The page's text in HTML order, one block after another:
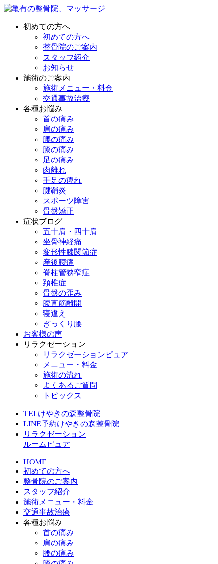
初めての方へ
初めての方へ
整骨院のご案内
スタッフ紹介
お知らせ
施術のご案内
施術メニュー・料金
交通事故治療
各種お悩み
首の痛み
肩の痛み
腰の痛み
膝の痛み
足の痛み
肉離れ
手足の痺れ
腱鞘炎
スポーツ障害
骨盤矯正
症状ブログ
五十肩・四十肩
坐骨神経痛
変形性膝関節症
産後腰痛
脊柱管狭窄症
頚椎症
骨盤の歪み
腹直筋離開
寝違え
ぎっくり腰
お客様の声
リラクゼーション
リラクゼーションピュア
メニュー・料金
施術の流れ
よくあるご質問
トピックス
TELけやきの森整骨院
LINE予約けやきの森整骨院
リラクゼーション
ルームピュア
HOME
初めての方へ
整骨院のご案内
スタッフ紹介
施術メニュー・料金
交通事故治療
各種お悩み
首の痛み
肩の痛み
腰の痛み